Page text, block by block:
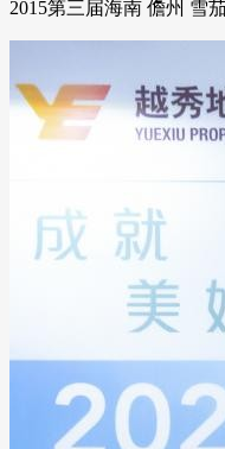
2015第三届海南 儋州 雪